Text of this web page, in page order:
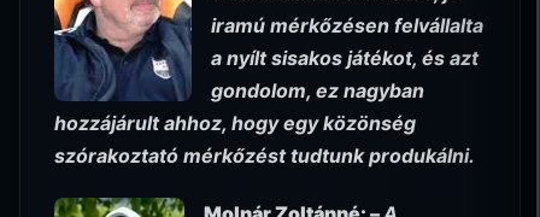
iramú mérkőzésen felvállalta
a nyílt sisakos játékot, és azt
gondolom, ez nagyban
hozzájárult ahhoz, hogy egy közönség
szórakoztató mérkőzést tudtunk produkálni.